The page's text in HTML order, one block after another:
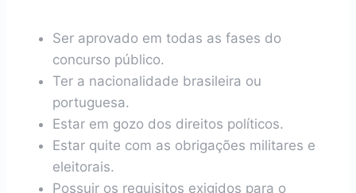
Ser aprovado em todas as fases do
concurso público.
Ter a nacionalidade brasileira ou
portuguesa.
Estar em gozo dos direitos políticos.
Estar quite com as obrigações militares e
eleitorais.
Possuir os requisitos exigidos para o